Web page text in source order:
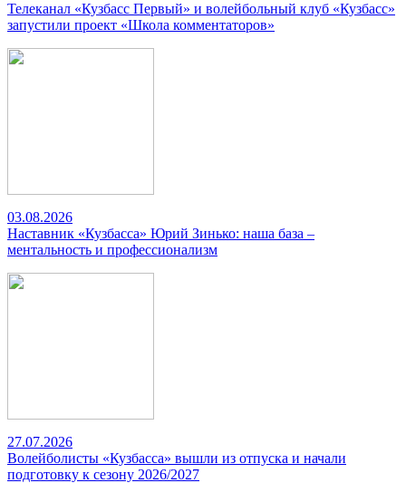
Телеканал «Кузбасс Первый» и волейбольный клуб «Кузбасс»
запустили проект «Школа комментаторов»
03.08.2026
Наставник «Кузбасса» Юрий Зинько: наша база –
ментальность и профессионализм
27.07.2026
Волейболисты «Кузбасса» вышли из отпуска и начали
подготовку к сезону 2026/2027